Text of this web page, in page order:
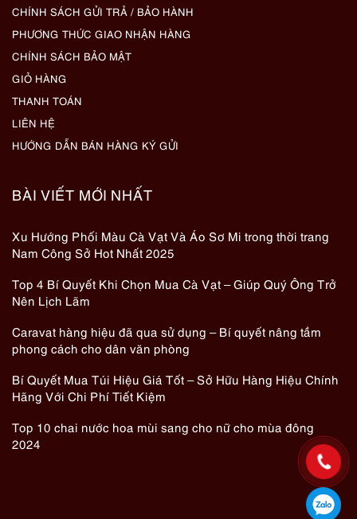
CHÍNH SÁCH GỬI TRẢ / BẢO HÀNH
PHƯƠNG THỨC GIAO NHẬN HÀNG
CHÍNH SÁCH BẢO MẬT
GIỎ HÀNG
THANH TOÁN
LIÊN HỆ
HƯỚNG DẪN BÁN HÀNG KÝ GỬI
BÀI VIẾT MỚI NHẤT
Xu Hướng Phối Màu Cà Vạt Và Áo Sơ Mi trong thời trang
Nam Công Sở Hot Nhất 2025
Top 4 Bí Quyết Khi Chọn Mua Cà Vạt – Giúp Quý Ông Trở
Nên Lịch Lãm
Caravat hàng hiệu đã qua sử dụng – Bí quyết nâng tầm
phong cách cho dân văn phòng
Bí Quyết Mua Túi Hiệu Giá Tốt – Sở Hữu Hàng Hiệu Chính
Hãng Với Chi Phí Tiết Kiệm
Top 10 chai nước hoa mùi sang cho nữ cho mùa đông
2024